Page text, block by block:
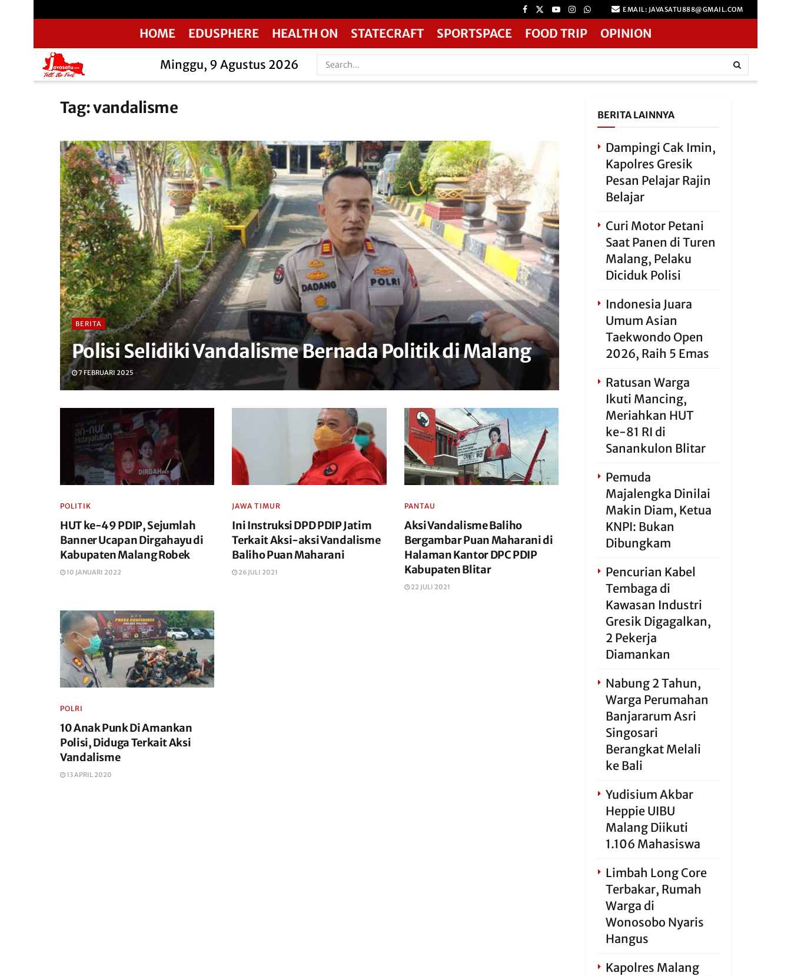
EMAIL: JAVASATU888@GMAIL.COM
HOME EDUSPHERE HEALTH ON STATECRAFT SPORTSPACE FOOD TRIP OPINION
Minggu, 9 Agustus 2026
Tag:vandalisme
BERITA
Polisi Selidiki Vandalisme Bernada Politik di Malang
7 FEBRUARI 2025
POLITIK
HUT ke-49 PDIP, Sejumlah
Banner Ucapan Dirgahayu di
Kabupaten Malang Robek
10 JANUARI 2022
JAWA TIMUR
Ini Instruksi DPD PDIP Jatim
Terkait Aksi-aksi Vandalisme
Baliho Puan Maharani
26 JULI 2021
PANTAU
Aksi Vandalisme Baliho
Bergambar Puan Maharani di
Halaman Kantor DPC PDIP
Kabupaten Blitar
22 JULI 2021
POLRI
10 Anak Punk Di Amankan
Polisi, Diduga Terkait Aksi
Vandalisme
13 APRIL 2020
BERITA LAINNYA
Dampingi Cak Imin,
Kapolres Gresik
Pesan Pelajar Rajin
Belajar
Curi Motor Petani
Saat Panen di Turen
Malang, Pelaku
Diciduk Polisi
Indonesia Juara
Umum Asian
Taekwondo Open
2026, Raih 5 Emas
Ratusan Warga
Ikuti Mancing,
Meriahkan HUT
ke-81 RI di
Sanankulon Blitar
Pemuda
Majalengka Dinilai
Makin Diam, Ketua
KNPI: Bukan
Dibungkam
Pencurian Kabel
Tembaga di
Kawasan Industri
Gresik Digagalkan,
2 Pekerja
Diamankan
Nabung 2 Tahun,
Warga Perumahan
Banjararum Asri
Singosari
Berangkat Melali
ke Bali
Yudisium Akbar
Heppie UIBU
Malang Diikuti
1.106 Mahasiswa
Limbah Long Core
Terbakar, Rumah
Warga di
Wonosobo Nyaris
Hangus
Kapolres Malang